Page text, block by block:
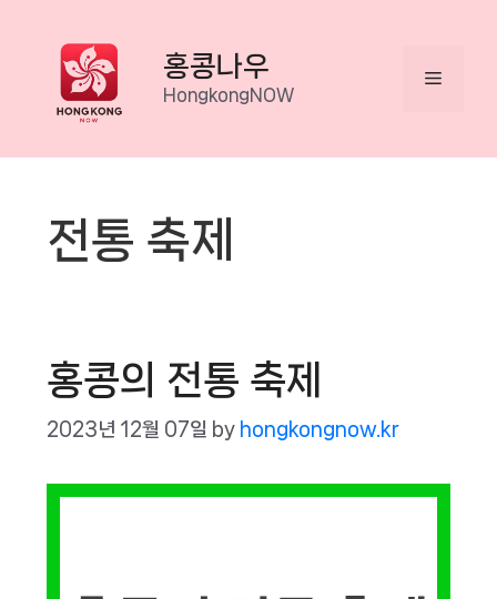
content
홍콩나우
HongkongNOW
Menu
전통 축제
홍콩의 전통 축제
2023년 12월 07일 by hongkongnow.kr